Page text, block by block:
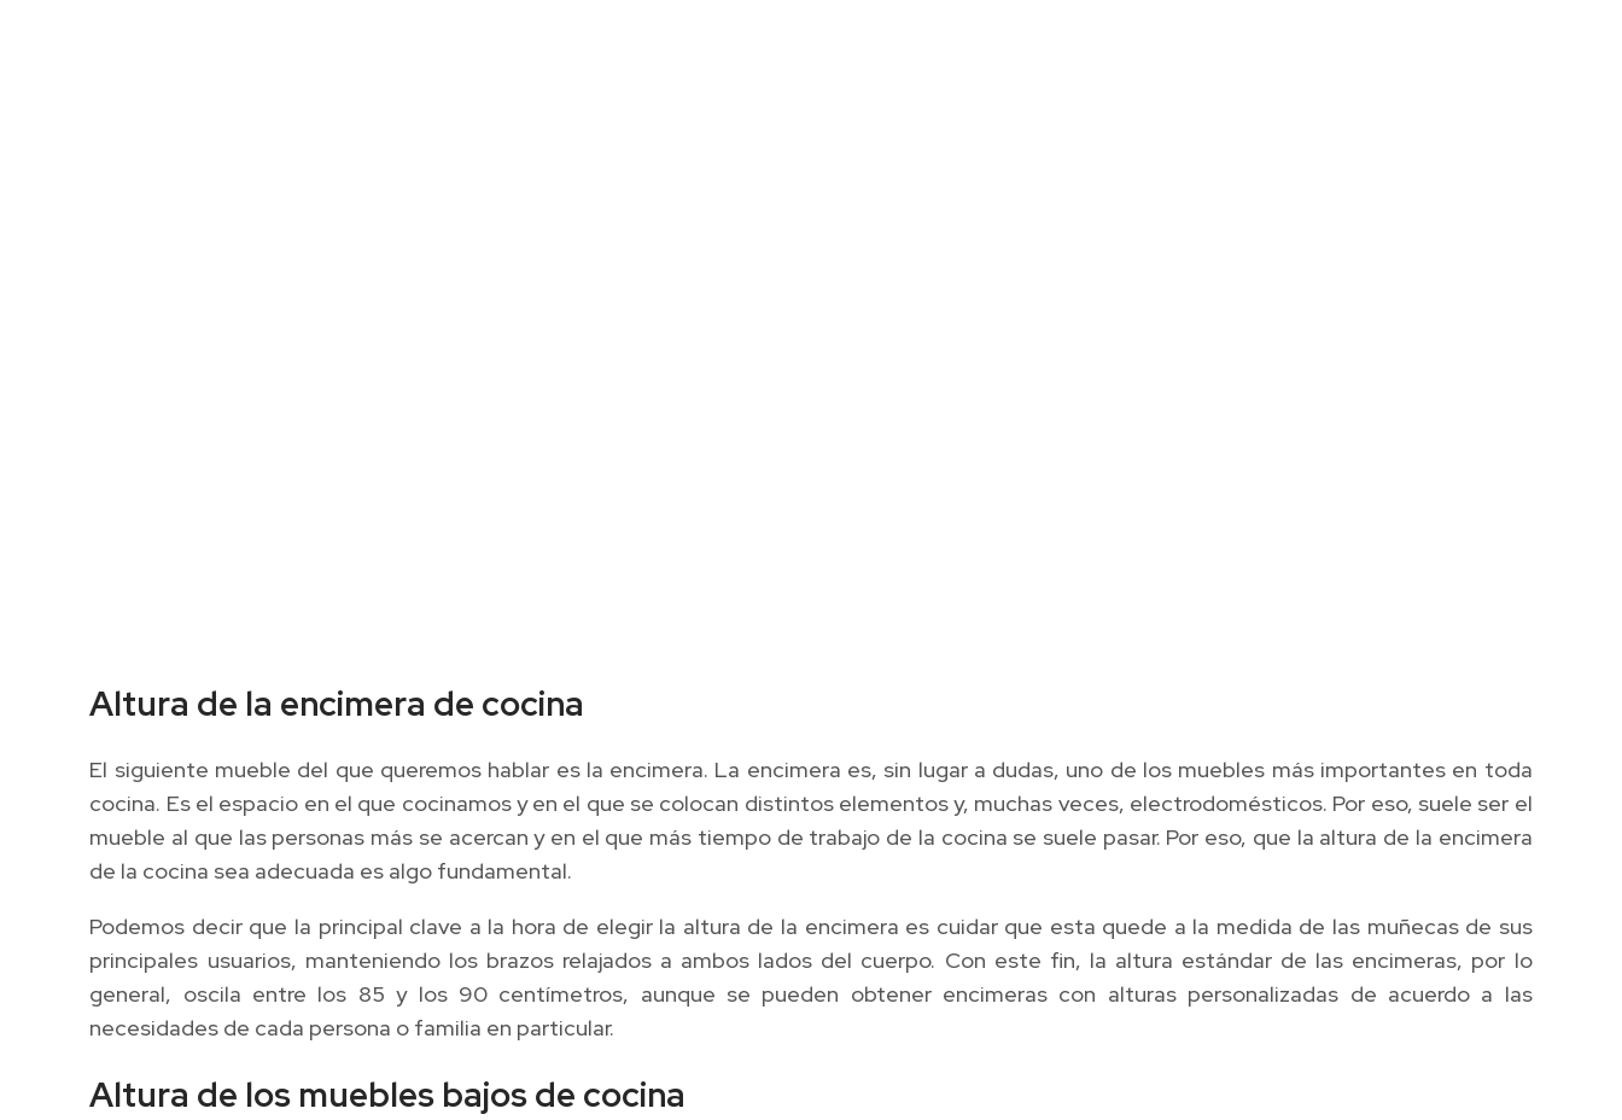
Altura de la encimera de cocina
El siguiente mueble del que queremos hablar es la encimera. La encimera es, sin lugar a dudas, uno de los muebles más importantes en toda
cocina. Es el espacio en el que cocinamos y en el que se colocan distintos elementos y, muchas veces, electrodomésticos. Por eso, suele ser el
mueble al que las personas más se acercan y en el que más tiempo de trabajo de la cocina se suele pasar. Por eso, que la altura de la encimera
de la cocina sea adecuada es algo fundamental.
Podemos decir que la principal clave a la hora de elegir la altura de la encimera es cuidar que esta quede a la medida de las muñecas de sus
principales usuarios, manteniendo los brazos relajados a ambos lados del cuerpo. Con este fin, la altura estándar de las encimeras, por lo
general, oscila entre los 85 y los 90 centímetros, aunque se pueden obtener encimeras con alturas personalizadas de acuerdo a las
necesidades de cada persona o familia en particular.
Altura de los muebles bajos de cocina